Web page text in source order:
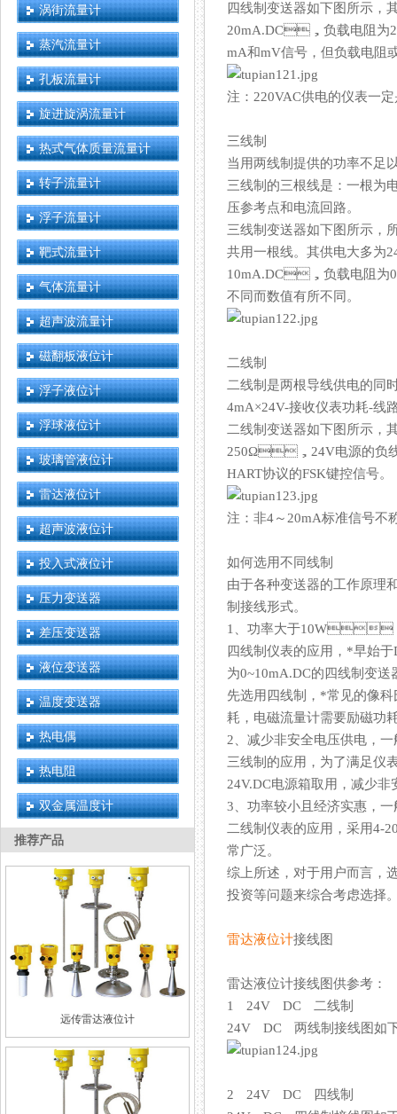
涡街流量计
蒸汽流量计
孔板流量计
旋进旋涡流量计
热式气体质量流量计
转子流量计
浮子流量计
靶式流量计
气体流量计
超声波流量计
磁翻板液位计
浮子液位计
浮球液位计
玻璃管液位计
雷达液位计
超声波液位计
投入式液位计
压力变送器
差压变送器
液位变送器
温度变送器
热电偶
热电阻
双金属温度计
推荐产品
远传雷达液位计
四线制变送器如下图所示
20mA.DC，负载电阻
mA和mV信号，但负载电阻
注：220VAC供电的仪表一
三线制
当用两线制提供的功率不足以给
三线制的三根线是：一根
压参考点和电流回路。
三线制变送器如下图所示
共用一根线。其供电大
10mA.DC，负载电阻为0-
不同而数值有所不同。
二线制
二线制是两根导线供电的同时
4mA×24V-接收仪表功耗-线路
二线制变送器如下图所示
250Ω，24V电源的负线电
HART协议的FSK键控信号。
注：非4～20mA标准信号不
如何选用不同线制
由于各种变送器的工作原理和结
制接线形式。
1、功率大于10W，
四线制仪表的应用，*早
为0~10mA.DC的四线制变送
先选用四线制，*常见的像科
耗，电磁流量计需要励磁功
2、减少非安全电压供电，
三线制的应用，为了满足
24V.DC电源箱取用，减少非
3、功率较小且经济实惠，一
二线制仪表的应用，采用4-
常广泛。
综上所述，对于用户而言
投资等问题来综合考虑选择
雷达液位计接线图
雷达液位计接线图供参考：
1 24V DC 二线制
24V DC 两线制接线图如下
2 24V DC 四线制